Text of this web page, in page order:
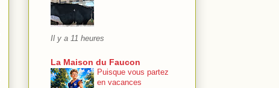
Il y a 11 heures
La Maison du Faucon
Puisque vous partez
en vacances